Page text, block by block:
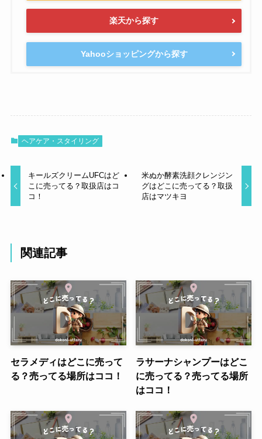
楽天から探す
Yahooショッピングから探す
ヘアケア・スタイリング
キールズクリームUFCはど
こに売ってる？取扱店はコ
コ！
米ぬか酵素洗顔クレンジン
グはどこに売ってる？取扱
店はマツキヨ
関連記事
セラメディはどこに売って
る？売ってる場所はココ！
ラサーナシャンプーはどこ
に売ってる？売ってる場所
はココ！